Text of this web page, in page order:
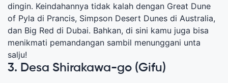
dingin. Keindahannya tidak kalah dengan Great Dune
of Pyla di Prancis, Simpson Desert Dunes di Australia,
dan Big Red di Dubai. Bahkan, di sini kamu juga bisa
menikmati pemandangan sambil menunggani unta
salju!
3. Desa Shirakawa-go (Gifu)